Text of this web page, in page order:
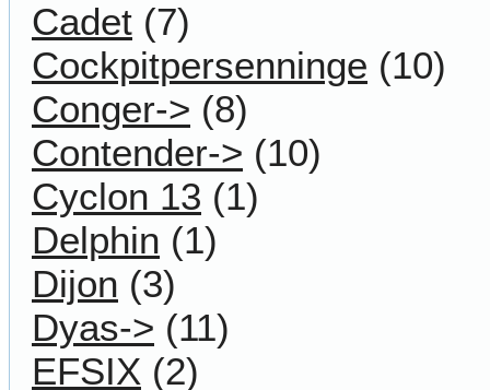
Cadet (7)
Cockpitpersenninge (10)
Conger-> (8)
Contender-> (10)
Cyclon 13 (1)
Delphin (1)
Dijon (3)
Dyas-> (11)
EFSIX (2)